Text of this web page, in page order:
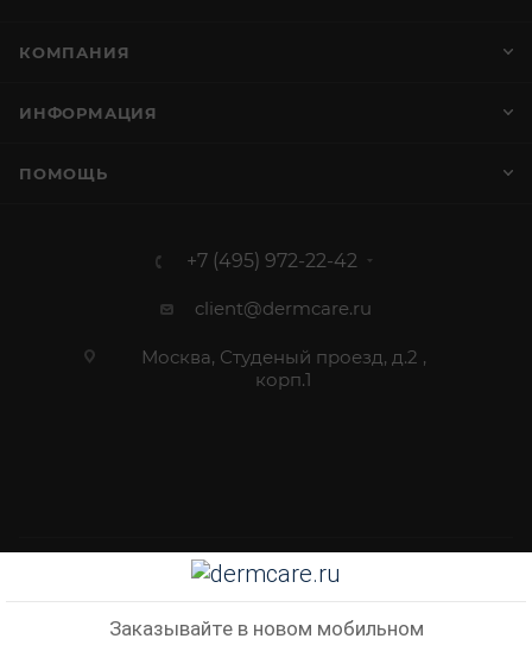
КОМПАНИЯ
ИНФОРМАЦИЯ
ПОМОЩЬ
+7 (495) 972-22-42
client@dermcare.ru
Москва, Студеный проезд, д.2 ,
корп.1
2012 - 2026 © Dermcare.ru - интернет-магазин косметики
Заказывайте в новом мобильном